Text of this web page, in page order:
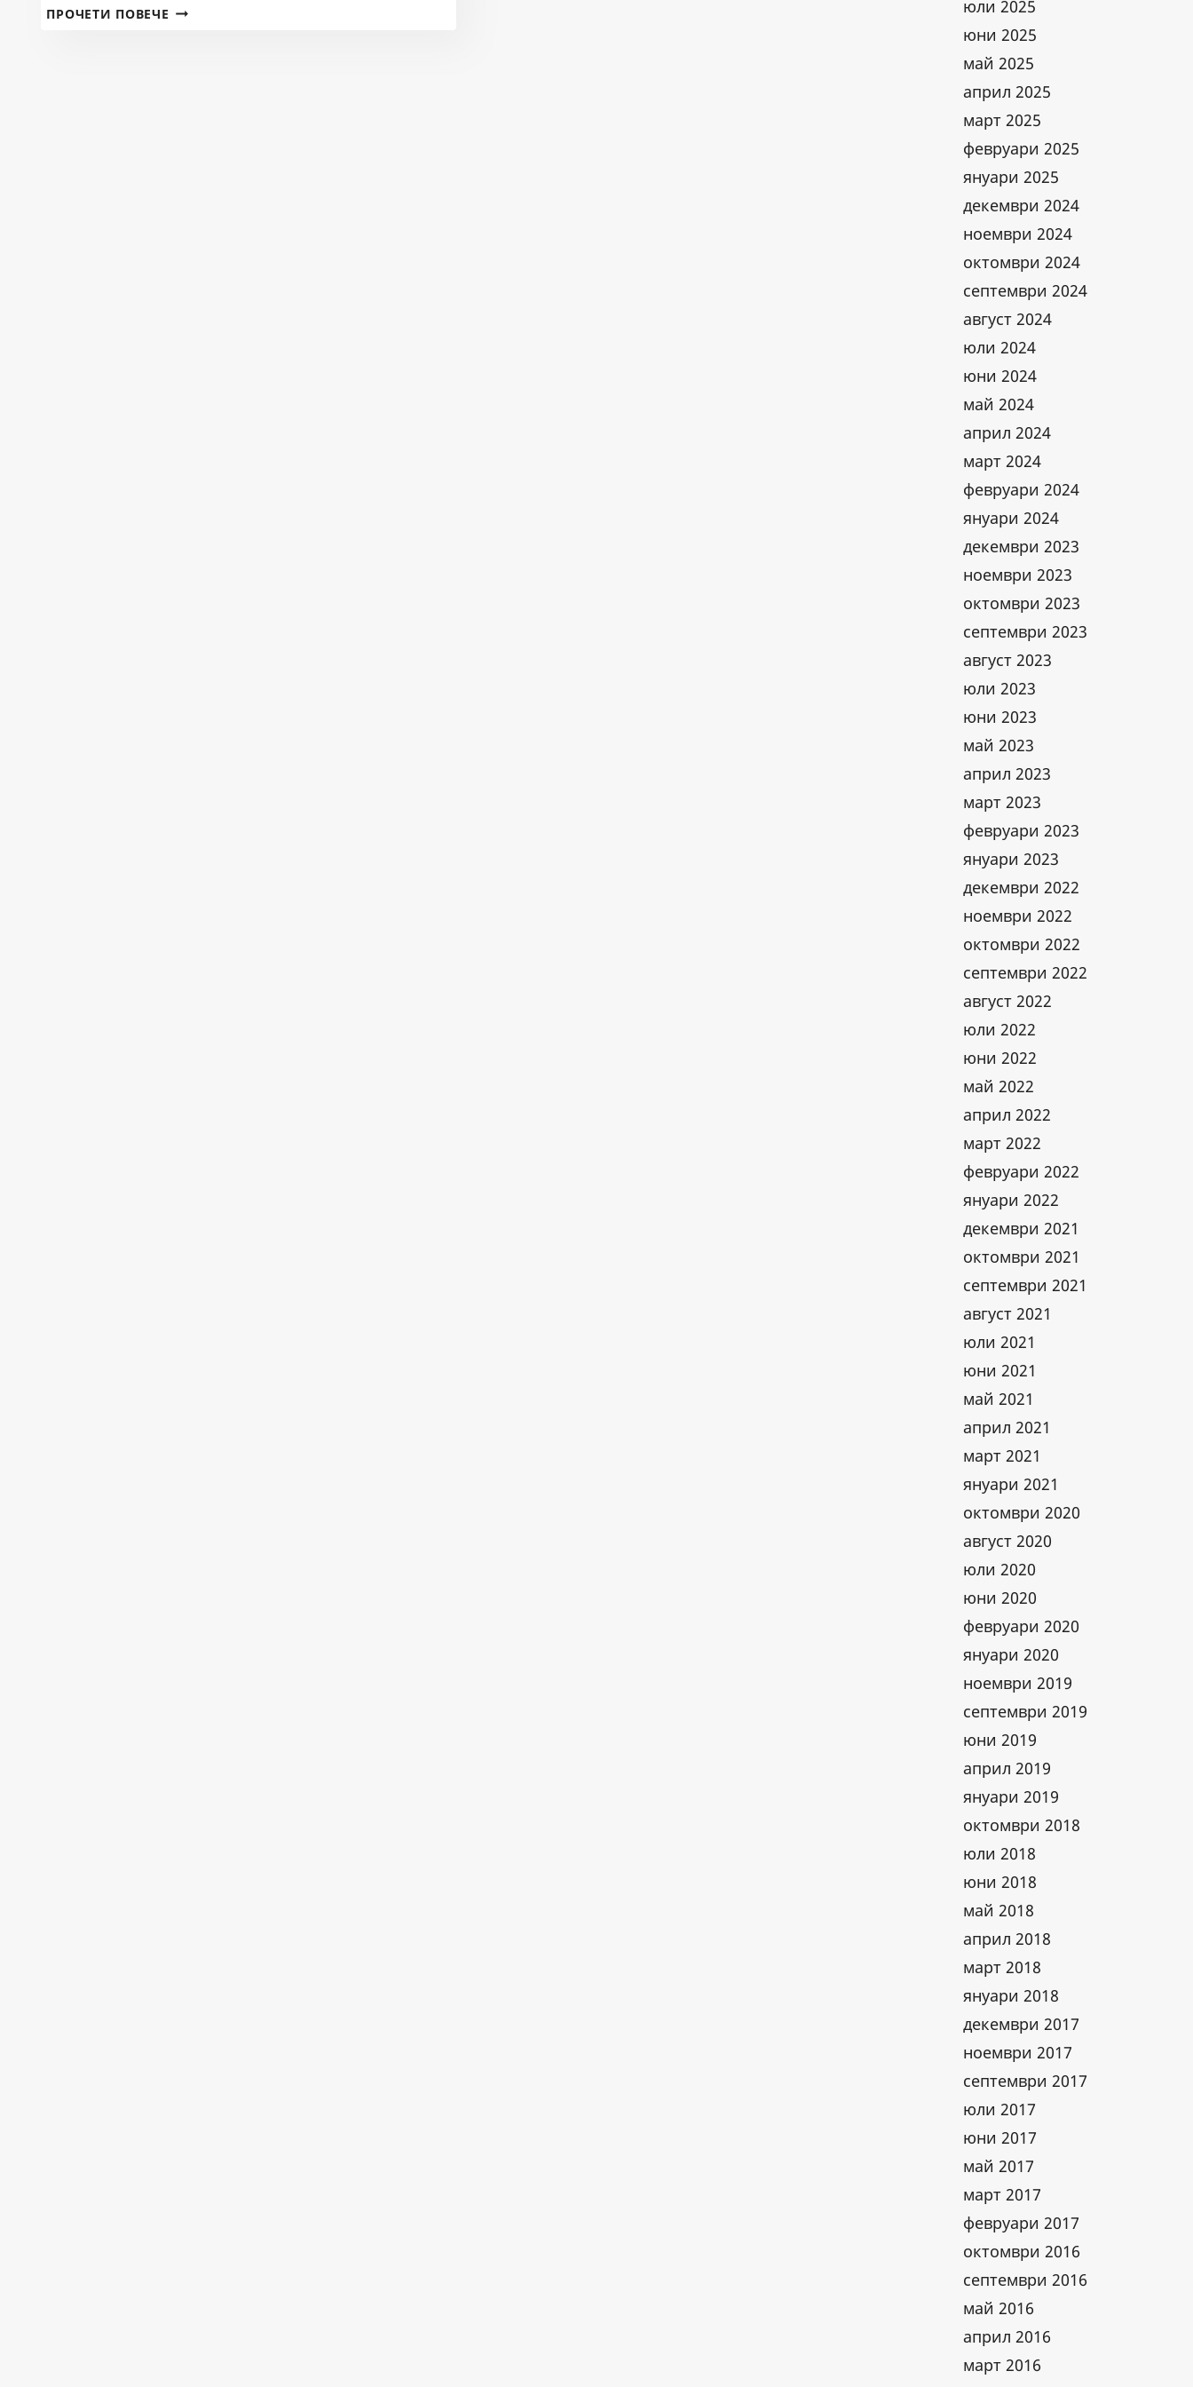
ПРОЧЕТИ ПОВЕЧЕ ЗАБРАНА
юли 2025
юни 2025
май 2025
април 2025
март 2025
февруари 2025
януари 2025
декември 2024
ноември 2024
октомври 2024
септември 2024
август 2024
юли 2024
юни 2024
май 2024
април 2024
март 2024
февруари 2024
януари 2024
декември 2023
ноември 2023
октомври 2023
септември 2023
август 2023
юли 2023
юни 2023
май 2023
април 2023
март 2023
февруари 2023
януари 2023
декември 2022
ноември 2022
октомври 2022
септември 2022
август 2022
юли 2022
юни 2022
май 2022
април 2022
март 2022
февруари 2022
януари 2022
декември 2021
октомври 2021
септември 2021
август 2021
юли 2021
юни 2021
май 2021
април 2021
март 2021
януари 2021
октомври 2020
август 2020
юли 2020
юни 2020
февруари 2020
януари 2020
ноември 2019
септември 2019
юни 2019
април 2019
януари 2019
октомври 2018
юли 2018
юни 2018
май 2018
април 2018
март 2018
януари 2018
декември 2017
ноември 2017
септември 2017
юли 2017
юни 2017
май 2017
март 2017
февруари 2017
октомври 2016
септември 2016
май 2016
април 2016
март 2016